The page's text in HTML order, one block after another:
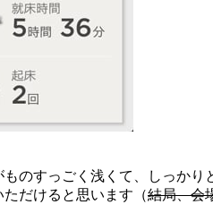
のすっごく浅くて、しっか
だけると思います（結局、会